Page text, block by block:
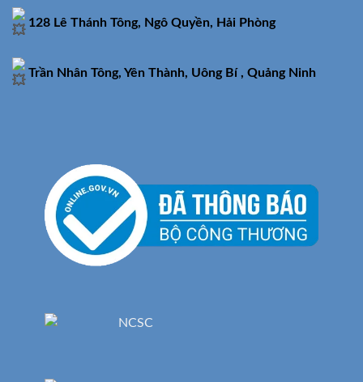
128 Lê Thánh Tông, Ngô Quyền, Hải Phòng
Trần Nhân Tông, Yên Thành, Uông Bí , Quảng Ninh